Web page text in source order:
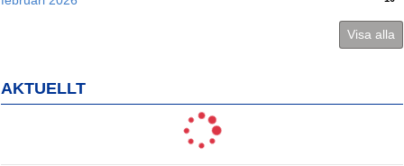
Visa alla
AKTUELLT